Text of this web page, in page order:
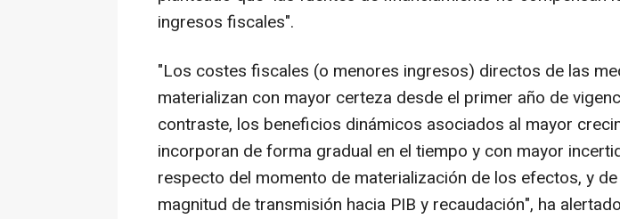
ingresos fiscales".
"Los costes fiscales (o menores ingresos) directos de las
materializan con mayor certeza desde el primer año de
contraste, los beneficios dinámicos asociados al mayor
incorporan de forma gradual en el tiempo y con mayor
respecto del momento de materialización de los efectos, y
magnitud de transmisión hacia PIB y recaudación", ha